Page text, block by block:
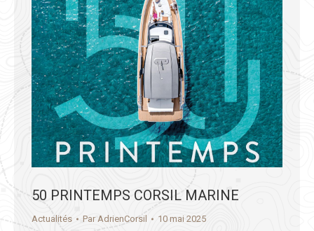
50 PRINTEMPS CORSIL MARINE
Actualités Par AdrienCorsil 10 mai 2025